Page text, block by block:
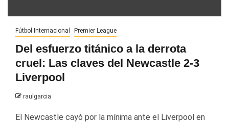
Fútbol Internacional Premier League
Del esfuerzo titánico a la derrota
cruel: Las claves del Newcastle 2-3
Liverpool
raulgarcia
El Newcastle cayó por la mínima ante el Liverpool en